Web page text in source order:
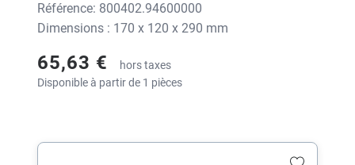
Référence: 800402.94600000
Dimensions : 170 x 120 x 290 mm
65,63 €
hors taxes
Disponible à partir de 1 pièces